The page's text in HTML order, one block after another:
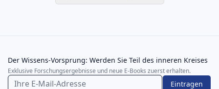
Der Wissens-Vorsprung: Werden Sie Teil des inneren Kreises
Exklusive Forschungsergebnisse und neue E-Books zuerst erhalten.
Eintragen